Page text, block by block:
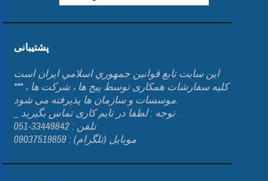
پشتیبانی
اين سايت تابع قوانين جمهوري اسلامي ايران است
*** کلیه سفارشات همکاری توسط پیج ها ، شرکت ها ،
موسسات و سازمان ها پذیرفته می شود.
_ توجه : لطفا در تایم کاری تماس بگیرید .
تلفن : 33449842-051
موبایل (تلگرام) : 09037519859